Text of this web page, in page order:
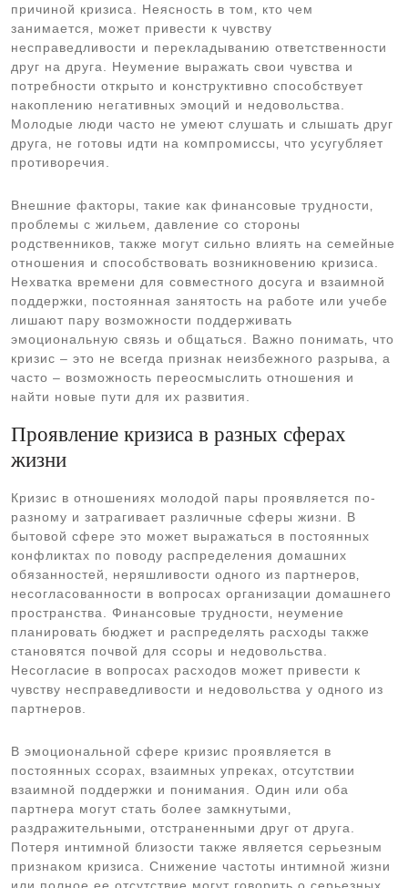
причиной кризиса. Неясность в том‚ кто чем
занимается‚ может привести к чувству
несправедливости и перекладыванию ответственности
друг на друга. Неумение выражать свои чувства и
потребности открыто и конструктивно способствует
накоплению негативных эмоций и недовольства.
Молодые люди часто не умеют слушать и слышать друг
друга‚ не готовы идти на компромиссы‚ что усугубляет
противоречия.
Внешние факторы‚ такие как финансовые трудности‚
проблемы с жильем‚ давление со стороны
родственников‚ также могут сильно влиять на семейные
отношения и способствовать возникновению кризиса.
Нехватка времени для совместного досуга и взаимной
поддержки‚ постоянная занятость на работе или учебе
лишают пару возможности поддерживать
эмоциональную связь и общаться. Важно понимать‚ что
кризис – это не всегда признак неизбежного разрыва‚ а
часто – возможность переосмыслить отношения и
найти новые пути для их развития.
Проявление кризиса в разных сферах
жизни
Кризис в отношениях молодой пары проявляется по-
разному и затрагивает различные сферы жизни. В
бытовой сфере это может выражаться в постоянных
конфликтах по поводу распределения домашних
обязанностей‚ неряшливости одного из партнеров‚
несогласованности в вопросах организации домашнего
пространства. Финансовые трудности‚ неумение
планировать бюджет и распределять расходы также
становятся почвой для ссоры и недовольства.
Несогласие в вопросах расходов может привести к
чувству несправедливости и недовольства у одного из
партнеров.
В эмоциональной сфере кризис проявляется в
постоянных ссорах‚ взаимных упреках‚ отсутствии
взаимной поддержки и понимания. Один или оба
партнера могут стать более замкнутыми‚
раздражительными‚ отстраненными друг от друга.
Потеря интимной близости также является серьезным
признаком кризиса. Снижение частоты интимной жизни